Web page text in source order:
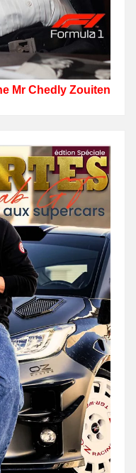
Mr Chedly Zouiten